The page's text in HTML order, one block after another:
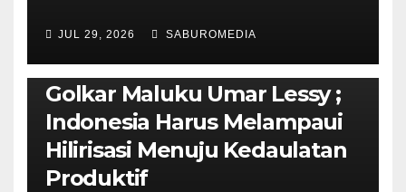
JUL 29, 2026 SABUROMEDIA
PENDIDIKAN & OLAHRAGA THE MOLUCCAS
Isi Materi LK-III HMI, Ketua
Golkar Maluku Umar Lessy ;
Indonesia Harus Melampaui
Hilirisasi Menuju Kedaulatan
Produktif